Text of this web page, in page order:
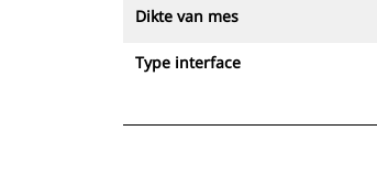
Dikte van mes
Type interface